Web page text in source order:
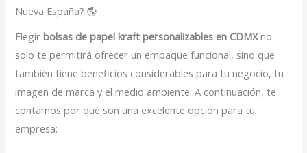
Nueva España? 🌎
Elegirbolsas de papel kraft personalizables en CDMXno
solo te permitirá ofrecer un empaque funcional, sino que
también tiene beneficios considerables para tu negocio, tu
imagen de marca y el medio ambiente. A continuación, te
contamos por qué son una excelente opción para tu
empresa: